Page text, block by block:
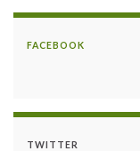
FACEBOOK
TWITTER